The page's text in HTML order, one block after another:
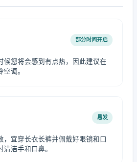
部分时间开启
候您将会感到有点热，因此建议在
调。
易发
，宜穿长衣长裤并佩戴好眼镜和口
洁手和口鼻。